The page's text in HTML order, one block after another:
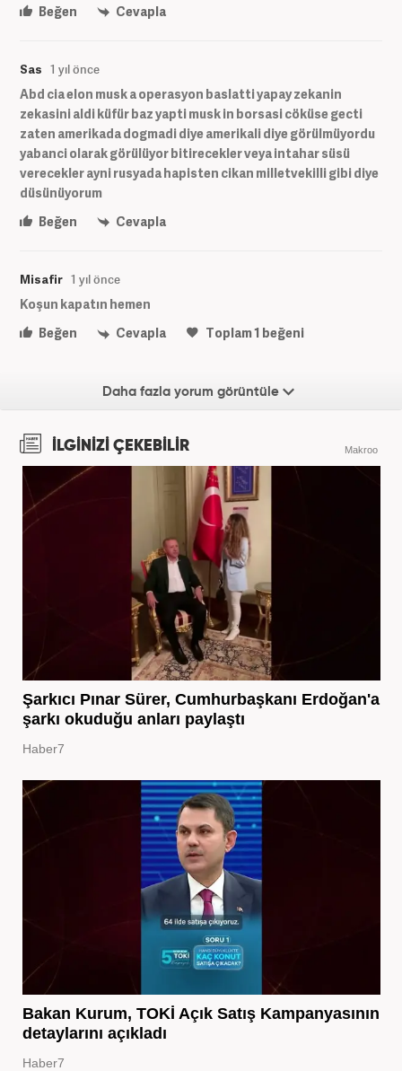
Beğen
Cevapla
Sas 1 yıl önce
Abd cia elon musk a operasyon baslatti yapay zekanin
zekasini aldi küfür baz yapti musk in borsasi cöküse gecti
zaten amerikada dogmadi diye amerikali diye görülmüyordu
yabanci olarak görülüyor bitirecekler veya intahar süsü
verecekler ayni rusyada hapisten cikan milletvekilli gibi diye
düsünüyorum
Beğen
Cevapla
Misafir 1 yıl önce
Koşun kapatın hemen
Beğen
Cevapla Toplam1 beğeni
Daha fazla yorum görüntüle
İLGİNİZİ ÇEKEBİLİR Makroo
Şarkıcı Pınar Sürer, Cumhurbaşkanı Erdoğan'a
şarkı okuduğu anları paylaştı
Haber7
Bakan Kurum, TOKİ Açık Satış Kampanyasının
detaylarını açıkladı
Haber7